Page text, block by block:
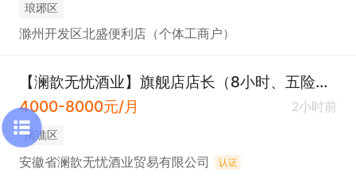
琅琊区
滁州开发区北盛便利店（个体工商户）
【澜歆无忧酒业】旗舰店店长（8小时、五险、新江玻璃全资子公司）
4000-8000元/月
2小时前
南谯区
安徽省澜歆无忧酒业贸易有限公司 认证